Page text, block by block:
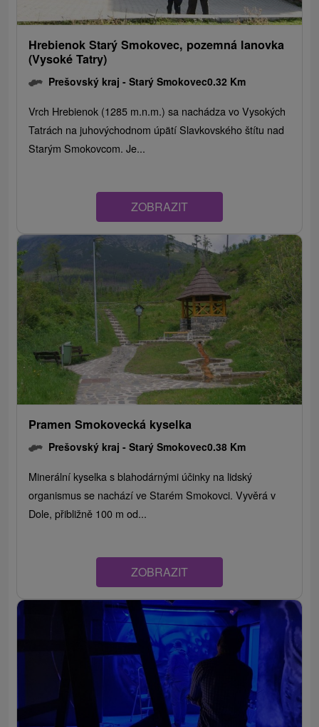
Hrebienok Starý Smokovec, pozemná lanovka
(Vysoké Tatry)
Prešovský kraj -Starý Smokovec0.32 Km
Vrch Hrebienok (1285 m.n.m.) sa nachádza vo Vysokých
Tatrách na juhovýchodnom úpätí Slavkovského štítu nad
Starým Smokovcom. Je...
ZOBRAZIT
Pramen Smokovecká kyselka
Prešovský kraj -Starý Smokovec0.38 Km
Minerální kyselka s blahodárnými účinky na lidský
organismus se nachází ve Starém Smokovci. Vyvěrá v
Dole, přibližně 100 m od...
ZOBRAZIT